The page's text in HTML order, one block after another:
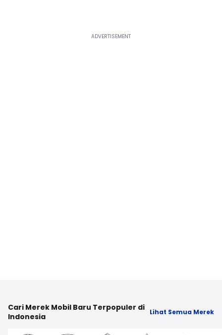
Cari Merek Mobil Baru Terpopuler di
Indonesia
Lihat Semua Merek